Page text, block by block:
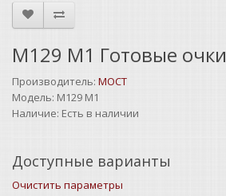
M129 M1 Готовые очки
Производитель: MOCT
Модель: M129 M1
Наличие: Есть в наличии
Доступные варианты
Очистить параметры